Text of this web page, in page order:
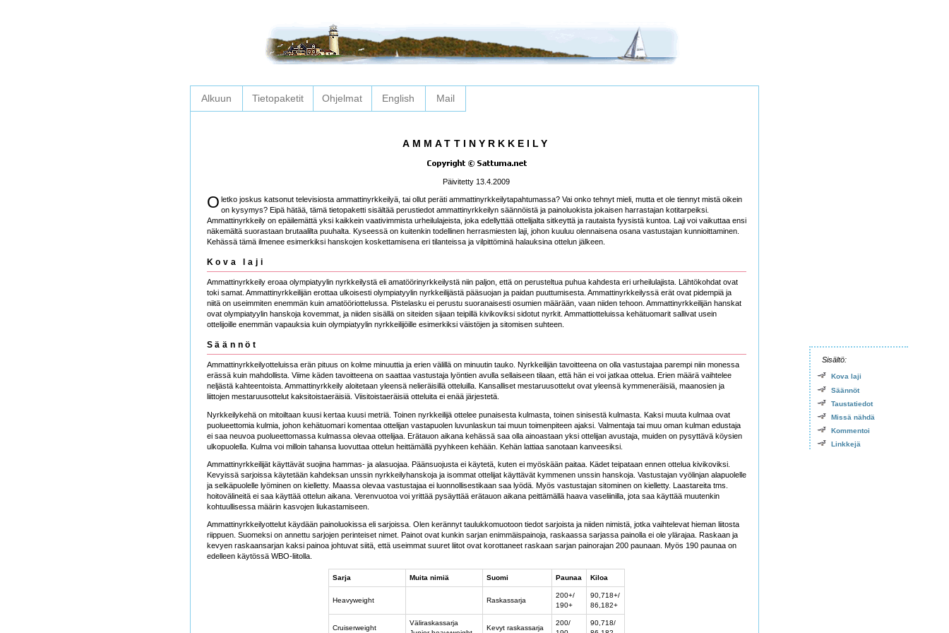
Sisältö:
Kova laji
Säännöt
Taustatiedot
Missä nähdä
Kommentoi
Linkkejä
Alkuun Tietopaketit Ohjelmat English Mail
AMMATTINYRKKEILY
Päivitetty 13.4.2009
O letko joskus katsonut televisiosta ammattinyrkkeilyä, tai ollut peräti ammattinyrkkeilytapahtumassa? Vai onko tehnyt mieli, mutta et ole tiennyt mistä oikein
on kysymys? Eipä hätää, tämä tietopaketti sisältää perustiedot ammattinyrkkeilyn säännöistä ja painoluokista jokaisen harrastajan kotitarpeiksi.
Ammattinyrkkeily on epäilemättä yksi kaikkein vaativimmista urheilulajeista, joka edellyttää ottelijalta sitkeyttä ja rautaista fyysistä kuntoa. Laji voi vaikuttaa ensi
näkemältä suorastaan brutaalilta puuhalta. Kyseessä on kuitenkin todellinen herrasmiesten laji, johon kuuluu olennaisena osana vastustajan kunnioittaminen.
Kehässä tämä ilmenee esimerkiksi hanskojen koskettamisena eri tilanteissa ja vilpittöminä halauksina ottelun jälkeen.
Kova laji
Ammattinyrkkeily eroaa olympiatyylin nyrkkeilystä eli amatöörinyrkkeilystä niin paljon, että on perusteltua puhua kahdesta eri urheilulajista. Lähtökohdat ovat
toki samat. Ammattinyrkkeilijän erottaa ulkoisesti olympiatyylin nyrkkeilijästä pääsuojan ja paidan puuttumisesta. Ammattinyrkkeilyssä erät ovat pidempiä ja
niitä on useimmiten enemmän kuin amatööriottelussa. Pistelasku ei perustu suoranaisesti osumien määrään, vaan niiden tehoon. Ammattinyrkkeilijän hanskat
ovat olympiatyylin hanskoja kovemmat, ja niiden sisällä on siteiden sijaan teipillä kivikoviksi sidotut nyrkit. Ammattiotteluissa kehätuomarit sallivat usein
ottelijoille enemmän vapauksia kuin olympiatyylin nyrkkeilijöille esimerkiksi väistöjen ja sitomisen suhteen.
Säännöt
Ammattinyrkkeilyotteluissa erän pituus on kolme minuuttia ja erien välillä on minuutin tauko. Nyrkkeilijän tavoitteena on olla vastustajaa parempi niin monessa
erässä kuin mahdollista. Viime käden tavoitteena on saattaa vastustaja lyöntien avulla sellaiseen tilaan, että hän ei voi jatkaa ottelua. Erien määrä vaihtelee
neljästä kahteentoista. Ammattinyrkkeily aloitetaan yleensä nelieräisillä otteluilla. Kansalliset mestaruusottelut ovat yleensä kymmeneräisiä, maanosien ja
liittojen mestaruusottelut kaksitoistaeräisiä. Viisitoistaeräisiä otteluita ei enää järjestetä.
Nyrkkeilykehä on mitoiltaan kuusi kertaa kuusi metriä. Toinen nyrkkeilijä ottelee punaisesta kulmasta, toinen sinisestä kulmasta. Kaksi muuta kulmaa ovat
puolueettomia kulmia, johon kehätuomari komentaa ottelijan vastapuolen luvunlaskun tai muun toimenpiteen ajaksi. Valmentaja tai muu oman kulman edustaja
ei saa neuvoa puolueettomassa kulmassa olevaa ottelijaa. Erätauon aikana kehässä saa olla ainoastaan yksi ottelijan avustaja, muiden on pysyttävä köysien
ulkopuolella. Kulma voi milloin tahansa luovuttaa ottelun heittämällä pyyhkeen kehään. Kehän lattiaa sanotaan kanveesiksi.
Ammattinyrkkeilijät käyttävät suojina hammas- ja alasuojaa. Päänsuojusta ei käytetä, kuten ei myöskään paitaa. Kädet teipataan ennen ottelua kivikoviksi.
Kevyissä sarjoissa käytetään kahdeksan unssin nyrkkeilyhanskoja ja isommat ottelijat käyttävät kymmenen unssin hanskoja. Vastustajan vyölinjan alapuolelle
ja selkäpuolelle lyöminen on kielletty. Maassa olevaa vastustajaa ei luonnollisestikaan saa lyödä. Myös vastustajan sitominen on kielletty. Laastareita tms.
hoitovälineitä ei saa käyttää ottelun aikana. Verenvuotoa voi yrittää pysäyttää erätauon aikana peittämällä haava vaseliinilla, jota saa käyttää muutenkin
kohtuullisessa määrin kasvojen liukastamiseen.
Ammattinyrkkeilyottelut käydään painoluokissa eli sarjoissa. Olen kerännyt taulukkomuotoon tiedot sarjoista ja niiden nimistä, jotka vaihtelevat hieman liitosta
riippuen. Suomeksi on annettu sarjojen perinteiset nimet. Painot ovat kunkin sarjan enimmäispainoja, raskaassa sarjassa painolla ei ole ylärajaa. Raskaan ja
kevyen raskaansarjan kaksi painoa johtuvat siitä, että useimmat suuret liitot ovat korottaneet raskaan sarjan painorajan 200 paunaan. Myös 190 paunaa on
edelleen käytössä WBO-liitolla.
Sarja Muita nimiä Suomi Paunaa Kiloa
Heavyweight Raskassarja
200+/
190+
90,718+/
86,182+
Cruiserweight
Väliraskassarja
Kevyt raskassarja
200/
90,718/